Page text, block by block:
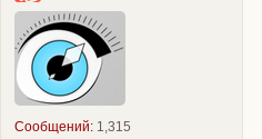
Сообщений: 1,315